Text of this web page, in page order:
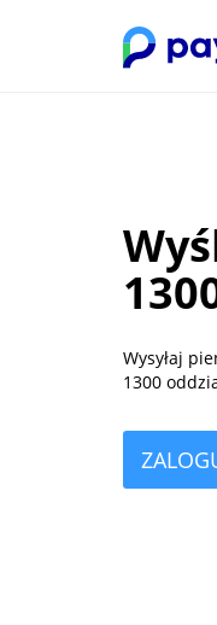
Wysyłaj
1300